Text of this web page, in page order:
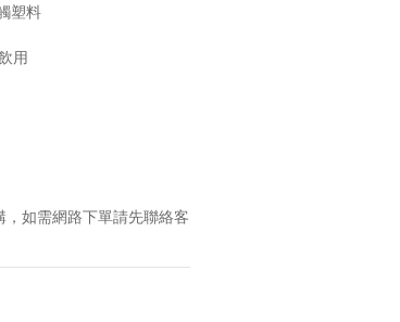
塑料
用
如需網路下單請先聯絡客